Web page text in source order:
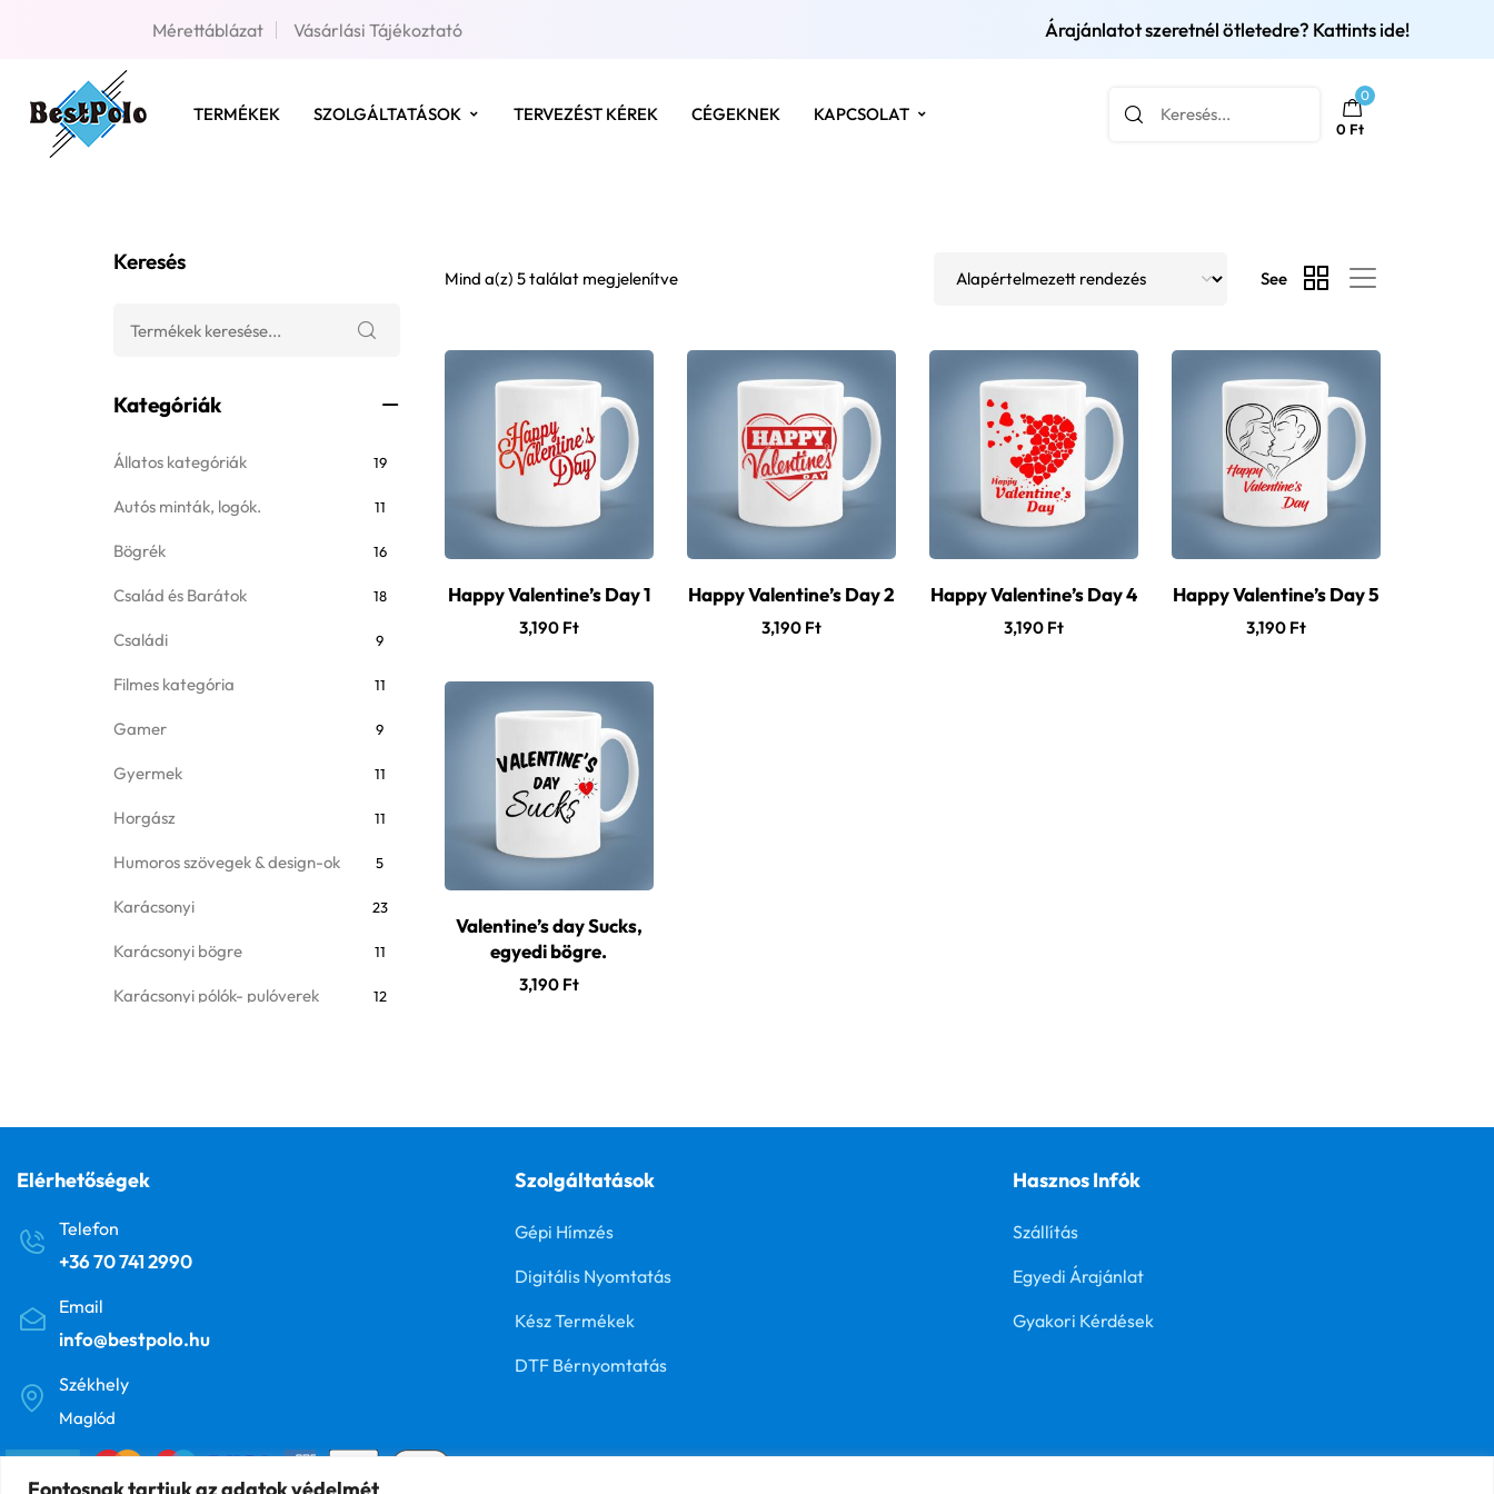
Fontosnak tartjuk az adatok védelmét
Mérettáblázat Vásárlási Tájékoztató Árajánlatot szeretnél ötletedre? Kattints ide!
TERMÉKEK SZOLGÁLTATÁSOK TERVEZÉST KÉREK CÉGEKNEK KAPCSOLAT
0
0 Ft
Mind a(z) 5 találat megjelenítve See
Happy Valentine’s Day 1
3,190 Ft
Happy Valentine’s Day 2
3,190 Ft
Happy Valentine’s Day 4
3,190 Ft
Happy Valentine’s Day 5
3,190 Ft
Valentine’s day Sucks,
egyedi bögre.
3,190 Ft
Keresés
Kategóriák
Állatos kategóriák 19
Autós minták, logók. 11
Bögrék 16
Család és Barátok 18
Családi 9
Filmes kategória 11
Gamer 9
Gyermek 11
Horgász 11
Humoros szövegek & design-ok 5
Karácsonyi 23
Karácsonyi bögre 11
Karácsonyi pólók- pulóverek 12
Szöveges 24
Szülinapos pólók
Valentin napi bögrék
Zene
Elérhetőségek
Telefon
+36 70 741 2990
Email
info@bestpolo.hu
Székhely
Maglód
Szolgáltatások
Gépi Hímzés
Digitális Nyomtatás
Kész Termékek
DTF Bérnyomtatás
Hasznos Infók
Szállítás
Egyedi Árajánlat
Gyakori Kérdések